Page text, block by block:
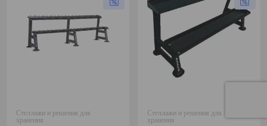
Стеллажи и решения для
хранения
Стеллажи и решения для
хранения